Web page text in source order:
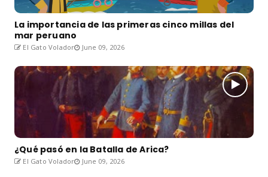
La importancia de las primeras cinco millas del
mar peruano
El Gato Volador June 09, 2026
¿Qué pasó en la Batalla de Arica?
El Gato Volador June 09, 2026